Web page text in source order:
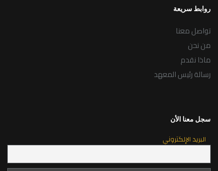
روابط سريعة
تواصل معنا
من نحن
ماذا نقدم
رسالة رئيس المعهد
سجل معنا الأن
البريد الإلكتروني